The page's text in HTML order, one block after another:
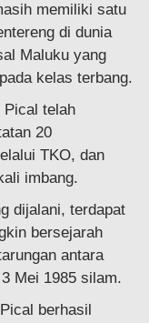
memiliki satu
di dunia
Maluku yang
kelas terbang.
Pical telah
20
TKO, dan
imbang.
dijalani, terdapat
bersejarah
antara
Mei 1985 silam.
berhasil